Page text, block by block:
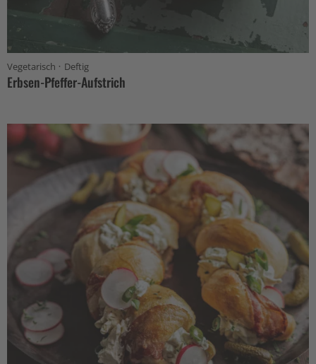
Vegetarisch · Deftig
Erbsen-Pfeffer-Aufstrich